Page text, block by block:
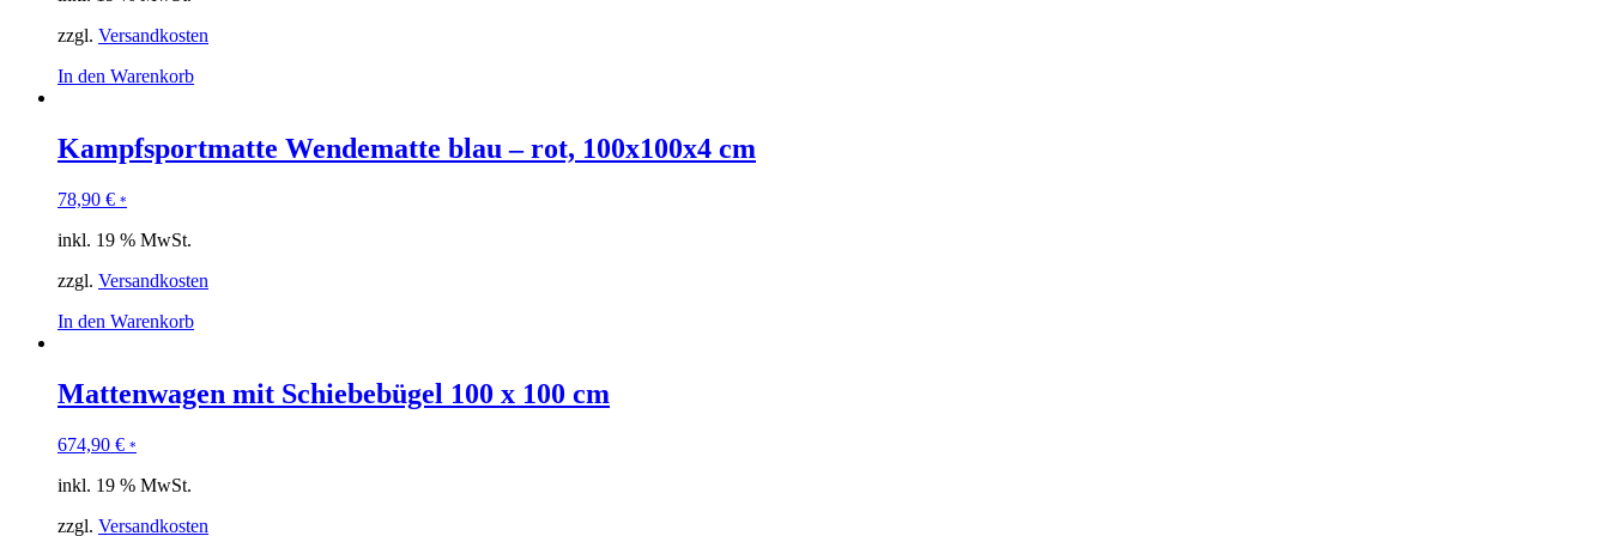
zzgl. Versandkosten
In den Warenkorb
Kampfsportmatte Wendematte blau – rot, 100x100x4 cm
78,90 € *
inkl. 19 % MwSt.
zzgl. Versandkosten
In den Warenkorb
Mattenwagen mit Schiebebügel 100 x 100 cm
674,90 € *
inkl. 19 % MwSt.
zzgl. Versandkosten